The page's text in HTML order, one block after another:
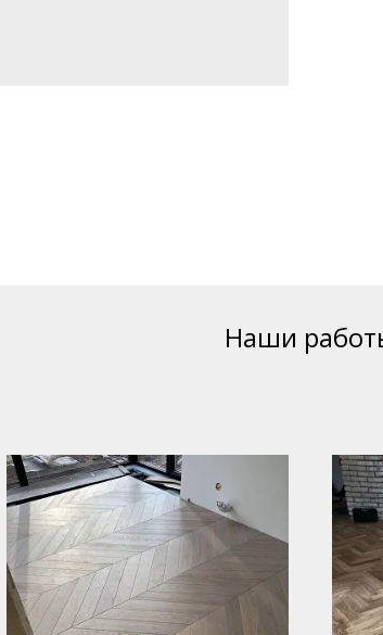
Наши